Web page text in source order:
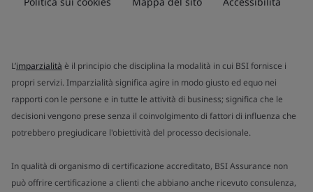
L’imparzialità è il principio che disciplina la modalità in cui BSI fornisce i
propri servizi. Imparzialità significa agire in modo giusto ed equo nei
rapporti con le persone e in tutte le attività di business; significa che le
decisioni vengono prese senza il coinvolgimento di fattori di influenza che
potrebbero pregiudicare l'obiettività del processo decisionale.
In qualità di organismo di certificazione accreditato, BSI Assurance non
può offrire certificazione a clienti che abbiano anche ricevuto consulenza,